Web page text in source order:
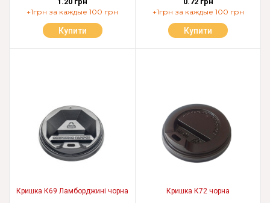
+1грн за каждые 100 грн
Купити
+1грн за каждые 100 грн
Купити
Кришка К69 Ламборджині чорна Кришка К72 чорна